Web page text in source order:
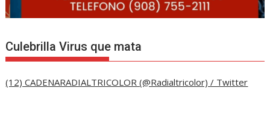
Culebrilla Virus que mata
(12) CADENARADIALTRICOLOR (@Radialtricolor) / Twitter